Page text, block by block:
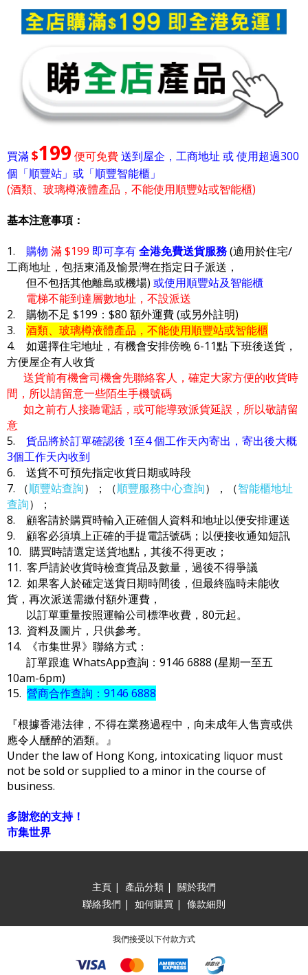
買滿$199 便可免費送到屋企，工商地址 或 使用超過300
個「順豐站」或「順豐智能櫃」
(酒類、玻璃樽液體產品，不能使用順豐站或智能櫃)
基本注意事項：
1. 購物 滿 $199 即可享有全港免費送貨服務(適用於住宅/
工商地址，包括東涌及愉景灣在指定日子派送，
但不包括其他離島或機場) 或使用順豐站及智能櫃
電梯不能到達層數地址，不設派送
2. 購物不足 $199：$80 額外運費 (或另外註明)
3. 酒類、玻璃樽液體產品，不能使用順豐站或智能櫃
4. 如選擇住宅地址，有機會安排傍晚 6-11點 下班後送貨，
方便屋企有人收貨
送貨前有機會司機會先聯絡客人，確定大家方便的收貨時
間，所以請留意一些陌生手機號碼
如之前冇人接聽電話，或可能導致派貨延誤，所以敬請留
意
5. 貨品將於訂單確認後 1至4 個工作天內寄出，寄出後大概
3個工作天內收到
6. 送貨不可預先指定收貨日期或時段
7. （順豐站查詢）；（順豐服務中心查詢），（智能櫃地址
查詢）；
8. 顧客請於購買時輸入正確個人資料和地址以便安排運送
9. 顧客必須填上正確的手提電話號碼；以便接收通知短訊
10. 購買時請選定送貨地點，其後不得更改；
11. 客戶請於收貨時檢查貨品及數量，過後不得爭議
12. 如果客人於確定送貨日期時間後，但最終臨時未能收
貨，再次派送需繳付額外運費，
以訂單重量按照運輸公司標準收費，80元起。
13. 資料及圖片，只供參考。
14. 《市集世界》聯絡方式：
訂單跟進 WhatsApp查詢：9146 6888 (星期一至五
10am-6pm)
15. 營商合作查詢：9146 6888
『根據香港法律，不得在業務過程中，向未成年人售賣或供
應令人醺醉的酒類。』
Under the law of Hong Kong, intoxicating liquor must
not be sold or supplied to a minor in the course of
business.
多謝您的支持！
市集世界
主頁 | 產品分類 | 關於我們
聯絡我們 | 如何購買 | 條款細則
我們接受以下付款方式